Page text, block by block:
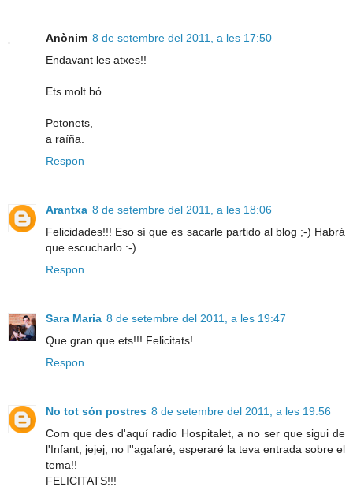
Anònim 8 de setembre del 2011, a les 17:50
Endavant les atxes!!
Ets molt bó.
Petonets,
a raíña.
Respon
Arantxa 8 de setembre del 2011, a les 18:06
Felicidades!!! Eso sí que es sacarle partido al blog ;-) Habrá
que escucharlo :-)
Respon
Sara Maria 8 de setembre del 2011, a les 19:47
Que gran que ets!!! Felicitats!
Respon
No tot són postres 8 de setembre del 2011, a les 19:56
Com que des d'aquí radio Hospitalet, a no ser que sigui de
l'Infant, jejej, no l''agafaré, esperaré la teva entrada sobre el
tema!!
FELICITATS!!!